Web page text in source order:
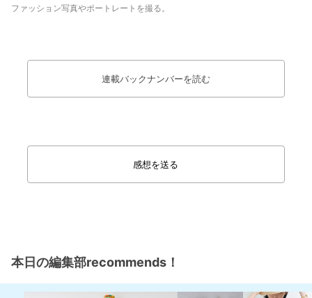
ファッション写真やポートレートを撮る。
連載バックナンバーを読む
感想を送る
本日の編集部recommends！